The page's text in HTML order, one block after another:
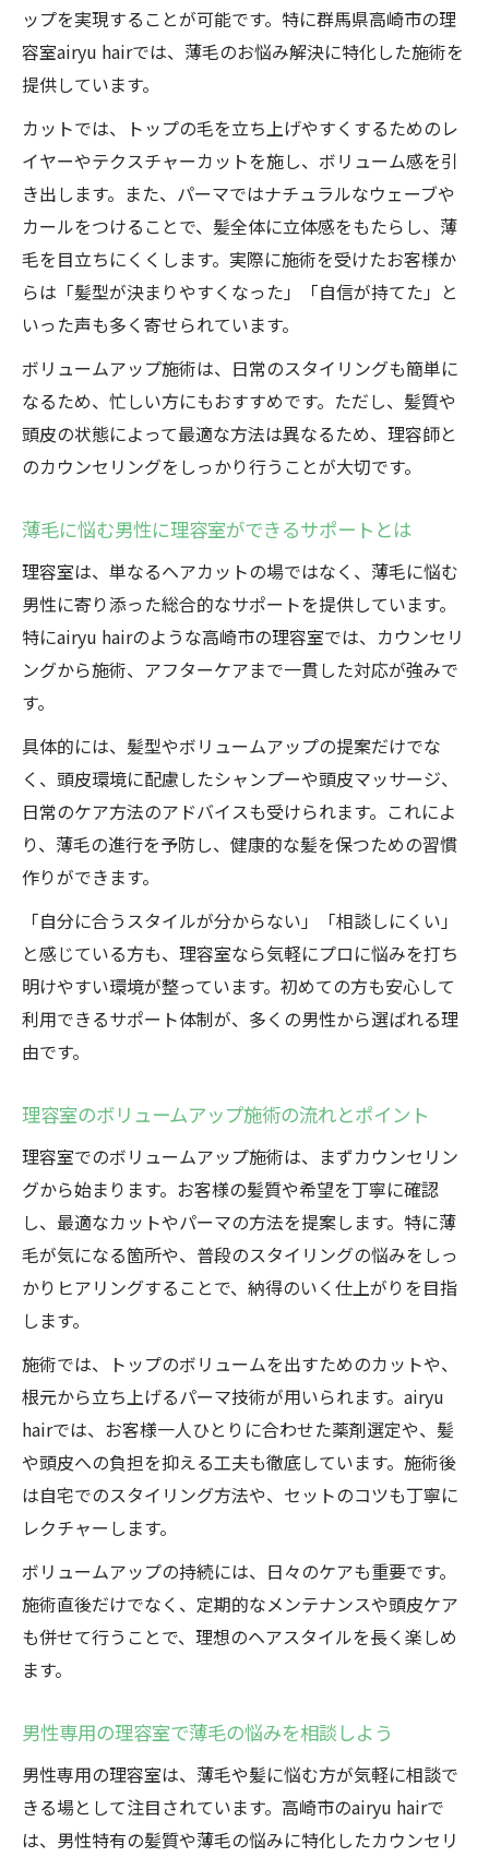
ップを実現することが可能です。特に群馬県高崎市の理
容室airyu hairでは、薄毛のお悩み解決に特化した施術を
提供しています。
カットでは、トップの毛を立ち上げやすくするためのレ
イヤーやテクスチャーカットを施し、ボリューム感を引
き出します。また、パーマではナチュラルなウェーブや
カールをつけることで、髪全体に立体感をもたらし、薄
毛を目立ちにくくします。実際に施術を受けたお客様か
らは「髪型が決まりやすくなった」「自信が持てた」と
いった声も多く寄せられています。
ボリュームアップ施術は、日常のスタイリングも簡単に
なるため、忙しい方にもおすすめです。ただし、髪質や
頭皮の状態によって最適な方法は異なるため、理容師と
のカウンセリングをしっかり行うことが大切です。
薄毛に悩む男性に理容室ができるサポートとは
理容室は、単なるヘアカットの場ではなく、薄毛に悩む
男性に寄り添った総合的なサポートを提供しています。
特にairyu hairのような高崎市の理容室では、カウンセリ
ングから施術、アフターケアまで一貫した対応が強みで
す。
具体的には、髪型やボリュームアップの提案だけでな
く、頭皮環境に配慮したシャンプーや頭皮マッサージ、
日常のケア方法のアドバイスも受けられます。これによ
り、薄毛の進行を予防し、健康的な髪を保つための習慣
作りができます。
「自分に合うスタイルが分からない」「相談しにくい」
と感じている方も、理容室なら気軽にプロに悩みを打ち
明けやすい環境が整っています。初めての方も安心して
利用できるサポート体制が、多くの男性から選ばれる理
由です。
理容室のボリュームアップ施術の流れとポイント
理容室でのボリュームアップ施術は、まずカウンセリン
グから始まります。お客様の髪質や希望を丁寧に確認
し、最適なカットやパーマの方法を提案します。特に薄
毛が気になる箇所や、普段のスタイリングの悩みをしっ
かりヒアリングすることで、納得のいく仕上がりを目指
します。
施術では、トップのボリュームを出すためのカットや、
根元から立ち上げるパーマ技術が用いられます。airyu
hairでは、お客様一人ひとりに合わせた薬剤選定や、髪
や頭皮への負担を抑える工夫も徹底しています。施術後
は自宅でのスタイリング方法や、セットのコツも丁寧に
レクチャーします。
ボリュームアップの持続には、日々のケアも重要です。
施術直後だけでなく、定期的なメンテナンスや頭皮ケア
も併せて行うことで、理想のヘアスタイルを長く楽しめ
ます。
男性専用の理容室で薄毛の悩みを相談しよう
男性専用の理容室は、薄毛や髪に悩む方が気軽に相談で
きる場として注目されています。高崎市のairyu hairで
は、男性特有の髪質や薄毛の悩みに特化したカウンセリ